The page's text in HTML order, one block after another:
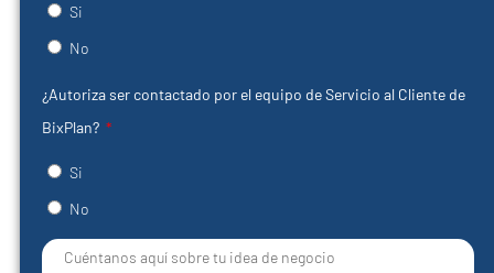
Si
No
¿Autoriza ser contactado por el equipo de Servicio al Cliente de
BixPlan?
Si
No